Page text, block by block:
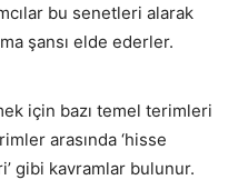
bu senetleri alarak
şansı elde ederler.
için bazı temel terimleri
arasında ‘hisse
gibi kavramlar bulunur.